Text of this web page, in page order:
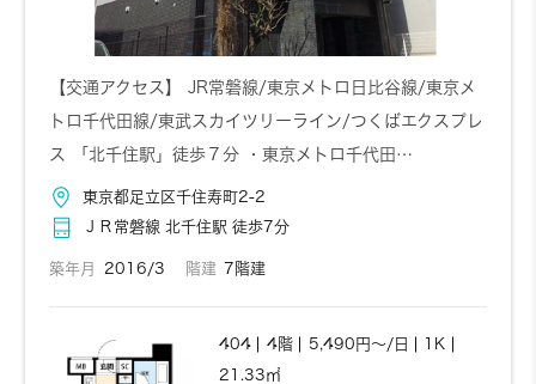
【交通アクセス】 JR常磐線/東京メトロ日比谷線/東京メ
トロ千代田線/東武スカイツリーライン/つくばエクスプレ
ス 「北千住駅」徒歩７分 ・東京メトロ千代田…
東京都足立区千住寿町2-2
ＪＲ常磐線 北千住駅 徒歩7分
築年月 2016/3 階建 7階建
404 4階 5,490円～/日
1K
21.33㎡